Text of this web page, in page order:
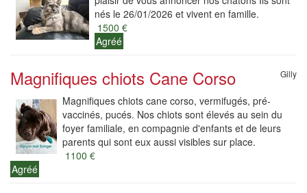
nés le 26/01/2026 et vivent en famille.
1500 €
Agréé
Magnifiques chiots Cane Corso Gilly
Magnifiques chiots cane corso, vermifugés, pré-
vaccinés, pucés. Nos chiots sont élevés au sein du
foyer familiale, en compagnie d'enfants et de leurs
parents qui sont eux aussi visibles sur place.
1100 €
Agréé